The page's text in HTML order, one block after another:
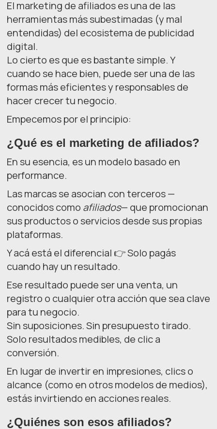
El marketing de afiliados es una de las
herramientas más subestimadas (y mal
entendidas) del ecosistema de publicidad
digital.
Lo cierto es que es bastante simple. Y
cuando se hace bien, puede ser una de las
formas más eficientes y responsables de
hacer crecer tu negocio.
Empecemos por el principio:
¿Qué es el marketing de afiliados?
En su esencia, es un modelo basado en
performance.
Las marcas se asocian con terceros —
conocidos como afiliados— que promocionan
sus productos o servicios desde sus propias
plataformas.
Y acá está el diferencial 👉 Solo pagás
cuando hay un resultado.
Ese resultado puede ser una venta, un
registro o cualquier otra acción que sea clave
para tu negocio.
Sin suposiciones. Sin presupuesto tirado.
Solo resultados medibles, de clic a
conversión.
En lugar de invertir en impresiones, clics o
alcance (como en otros modelos de medios),
estás invirtiendo en acciones reales.
¿Quiénes son esos afiliados?